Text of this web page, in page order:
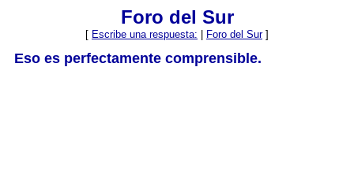
Foro del Sur
[ Escribe una respuesta: Foro del Sur]
Eso es perfectamente comprensible.